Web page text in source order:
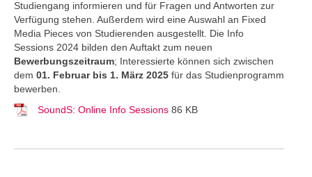
Studiengang informieren und für Fragen und Antworten zur
Verfügung stehen. Außerdem wird eine Auswahl an Fixed
Media Pieces von Studierenden ausgestellt. Die Info
Sessions 2024 bilden den Auftakt zum neuen
Bewerbungszeitraum; Interessierte können sich zwischen
dem 01. Februar bis 1. März 2025 für das Studienprogramm
bewerben.
SoundS: Online Info Sessions 86 KB